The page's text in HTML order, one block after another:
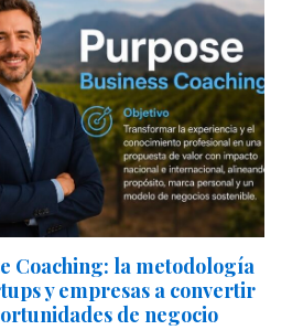
Coaching: la metodología
y empresas a convertir
de negocio